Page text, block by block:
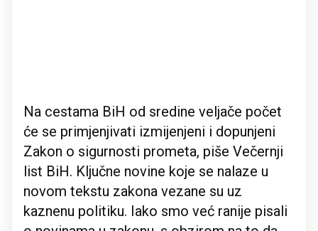
Na cestama BiH od sredine veljače počet
će se primjenjivati izmijenjeni i dopunjeni
Zakon o sigurnosti prometa, piše Večernji
list BiH. Ključne novine koje se nalaze u
novom tekstu zakona vezane su uz
kaznenu politiku. Iako smo već ranije pisali